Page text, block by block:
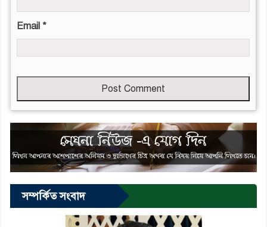
Email *
field
empty
সম্পর্কিত সংবাদ